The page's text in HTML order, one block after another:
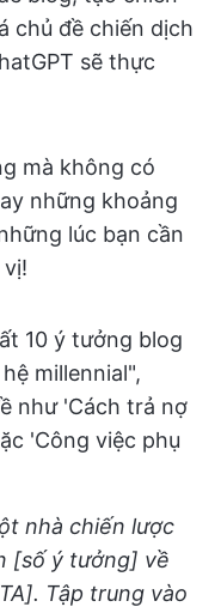
chủ đề chiến dịch
sẽ thực
mà không có
những khoảng
lúc bạn cần
10 ý tưởng blog
millennial",
như 'Cách trả nợ
'Công việc phụ
nhà chiến lược
[số ý tưởng] về
Tập trung vào